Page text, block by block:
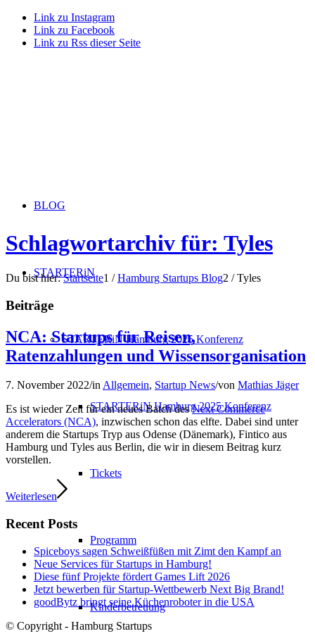
Link zu Instagram
Link zu Facebook
Link zu Rss dieser Seite
BLOG
STARTERiN
STARTERiN Hamburg 2025 Konferenz
STARTERiN Hamburg 2025 Konferenz
Tickets
Programm
Kinderbetreuung
Schlagwortarchiv für: Tyles
Du bist hier: Startseite1 / Hamburg Startups Blog2 / Tyles
Beiträge
NCA: Startups für Reisen,
Ratenzahlungen und Wissensorganisation
7. November 2022/inAllgemein, Startup News/von Mathias Jäger
Es ist wieder Zeit für ein neues Batch desNext Commerce
Accelerators (NCA), inzwischen schon das elfte. Dabei sind unter
anderem die Startups Tryp aus Odense (Dänemark), Fintico aus
Hamburg und Tyles aus Berlin, die wir in diesem Beitrag kurz
vorstellen.
Weiterlesen
Recent Posts
Spiceboys sagen Schweißfüßen mit Zimt den Kampf an
Neue Services für Startups in Hamburg!
Diese fünf Projekte fördert Games Lift 2026
Jetzt bewerben für Startup-Wettbewerb Next Big Brand!
goodBytz bringt seine Küchenroboter in die USA
© Copyright - Hamburg Startups